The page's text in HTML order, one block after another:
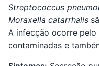
Streptococcus
Moraxella catarrhalis
A infecção ocorre
contaminadas e